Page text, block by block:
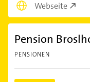
Webseite
Pension
PENSIONEN